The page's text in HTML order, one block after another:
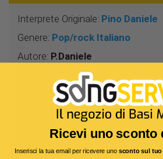
Interprete Originale: Pino Daniele
Genere: Pop/rock Italiano
Autore: P.Daniele
3 Min 50 Sec
Segnatura:4/4
Tonalità:RE
Bitrate:192 Kbit/s
Ricevi uno sconto
Inserisci la tua email per ricevere uno sconto sul